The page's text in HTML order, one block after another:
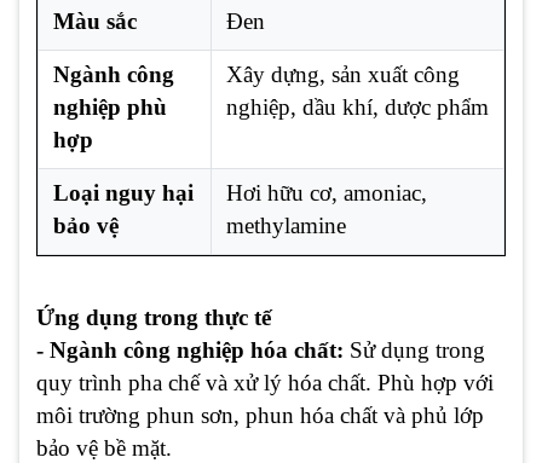
Màu sắc Đen
Ngành công
nghiệp phù
hợp
Xây dựng, sản xuất công
nghiệp, dầu khí, dược phẩm
Loại nguy hại
bảo vệ
Hơi hữu cơ, amoniac,
methylamine
Ứng dụng trong thực tế
- Ngành công nghiệp hóa chất: Sử dụng trong
quy trình pha chế và xử lý hóa chất. Phù hợp với
môi trường phun sơn, phun hóa chất và phủ lớp
bảo vệ bề mặt.